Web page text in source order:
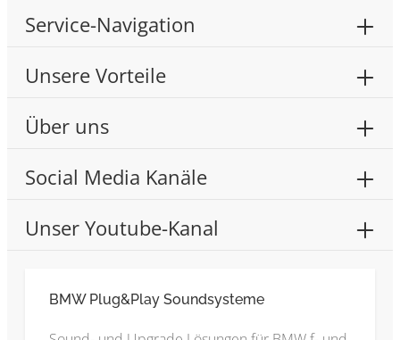
Service-Navigation
Unsere Vorteile
Über uns
Social Media Kanäle
Unser Youtube-Kanal
BMW Plug&Play Soundsysteme